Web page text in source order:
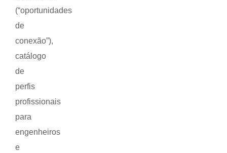
(“oportunidades
de
conexão”),
catálogo
de
perfis
profissionais
para
engenheiros
e